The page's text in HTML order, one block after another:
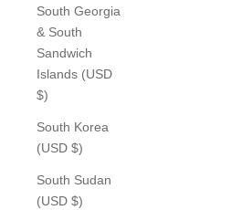
South Georgia
& South
Sandwich
Islands (USD
$)
South Korea
(USD $)
South Sudan
(USD $)